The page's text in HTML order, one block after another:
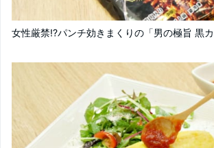
女性厳禁!?パンチ効きまくりの「男の極旨 黒